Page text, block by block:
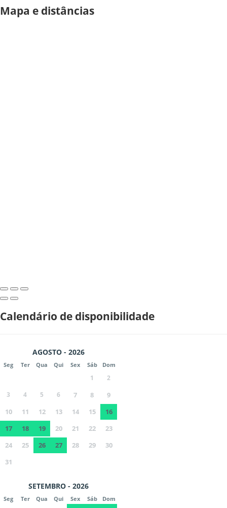
Mapa e distâncias
Calendário de disponibilidade
AGOSTO - 2026
Seg Ter Qua Qui Sex Sáb Dom
1
2
3
4 5 6 7 8
9
10
11 12 13 14 15
16
17
18 19 20 21 22
23
24
25 26 27 28 29
30
31
SETEMBRO - 2026
Seg Ter Qua Qui Sex Sáb Dom